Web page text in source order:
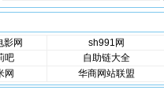
影网 sh991网
吧 自助链大全
网 华商网站联盟